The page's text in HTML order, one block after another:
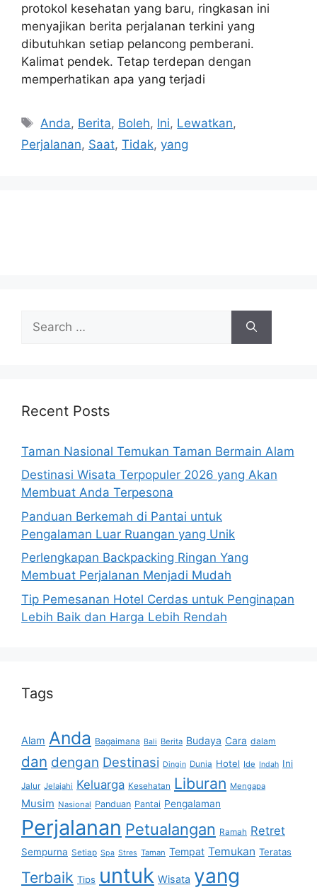
protokol kesehatan yang baru, ringkasan ini
menyajikan berita perjalanan terkini yang
dibutuhkan setiap pelancong pemberani.
Kalimat pendek. Tetap terdepan dengan
memperhatikan apa yang terjadi
Tags
Anda, Berita, Boleh, Ini, Lewatkan,
Perjalanan, Saat, Tidak, yang
for:
Recent Posts
Taman Nasional Temukan Taman Bermain Alam
Destinasi Wisata Terpopuler 2026 yang Akan
Membuat Anda Terpesona
Panduan Berkemah di Pantai untuk
Pengalaman Luar Ruangan yang Unik
Perlengkapan Backpacking Ringan Yang
Membuat Perjalanan Menjadi Mudah
Tip Pemesanan Hotel Cerdas untuk Penginapan
Lebih Baik dan Harga Lebih Rendah
Tags
Alam Anda Bagaimana Bali Berita Budaya Cara dalam
dan dengan Destinasi Dingin Dunia Hotel Ide Indah Ini
Jalur Jelajahi Keluarga Kesehatan Liburan Mengapa
Musim Nasional Panduan Pantai Pengalaman
Perjalanan Petualangan Ramah Retret
Sempurna Setiap Spa Stres Taman Tempat Temukan Teratas
Terbaik Tips untuk Wisata yang